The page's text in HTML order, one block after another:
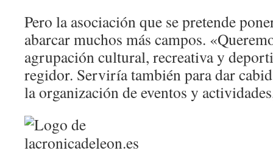
Pero la asociación que se pretende
abarcar muchos más campos.
agrupación cultural, recreativa y
regidor. Serviría también para dar
la organización de eventos y